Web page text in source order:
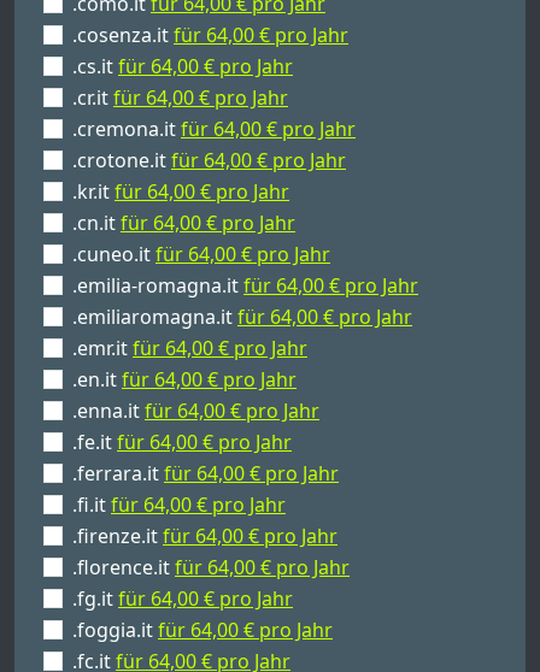
.cosenza.itfür 64,00 € pro Jahr
.cs.itfür 64,00 € pro Jahr
.cr.itfür 64,00 € pro Jahr
.cremona.itfür 64,00 € pro Jahr
.crotone.itfür 64,00 € pro Jahr
.kr.itfür 64,00 € pro Jahr
.cn.itfür 64,00 € pro Jahr
.cuneo.itfür 64,00 € pro Jahr
.emilia-romagna.itfür 64,00 € pro Jahr
.emiliaromagna.itfür 64,00 € pro Jahr
.emr.itfür 64,00 € pro Jahr
.en.itfür 64,00 € pro Jahr
.enna.itfür 64,00 € pro Jahr
.fe.itfür 64,00 € pro Jahr
.ferrara.itfür 64,00 € pro Jahr
.fi.itfür 64,00 € pro Jahr
.firenze.itfür 64,00 € pro Jahr
.florence.itfür 64,00 € pro Jahr
.fg.itfür 64,00 € pro Jahr
.foggia.itfür 64,00 € pro Jahr
.fc.itfür 64,00 € pro Jahr